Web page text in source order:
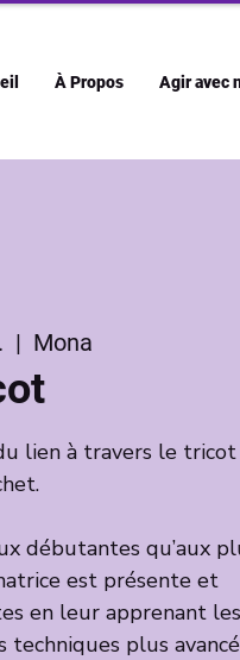
À Propos Agir avec
  |
Mona
lien à travers le
débutantes qu’aux
est présente et
en leur apprenant les
plus